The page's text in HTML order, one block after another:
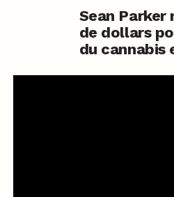
Sean Parker
de dollars
du cannabis